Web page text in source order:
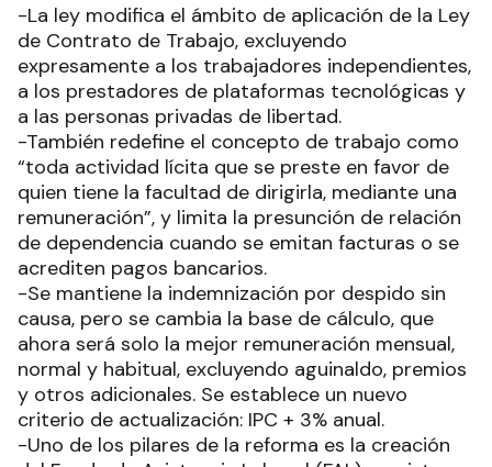
-La ley modifica el ámbito de aplicación de la Ley
de Contrato de Trabajo, excluyendo
expresamente a los trabajadores independientes,
a los prestadores de plataformas tecnológicas y
a las personas privadas de libertad.
-También redefine el concepto de trabajo como
“toda actividad lícita que se preste en favor de
quien tiene la facultad de dirigirla, mediante una
remuneración”, y limita la presunción de relación
de dependencia cuando se emitan facturas o se
acrediten pagos bancarios.
-Se mantiene la indemnización por despido sin
causa, pero se cambia la base de cálculo, que
ahora será solo la mejor remuneración mensual,
normal y habitual, excluyendo aguinaldo, premios
y otros adicionales. Se establece un nuevo
criterio de actualización: IPC + 3% anual.
-Uno de los pilares de la reforma es la creación